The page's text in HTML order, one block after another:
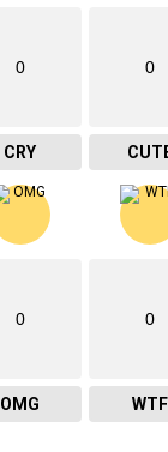
0
CRY
0
0
OMG
0
WTF